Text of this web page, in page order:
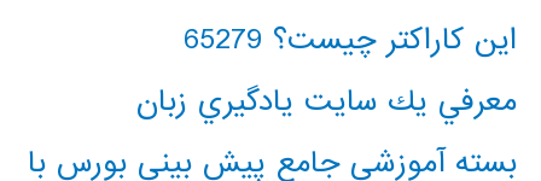
این کاراکتر چیست؟ 65279
معرفي يك سايت يادگيري زبان
بسته آموزشی جامع پیش بینی بورس با